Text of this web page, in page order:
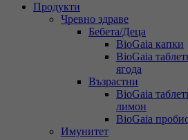
Продукти
Чревно здраве
Бебета/Деца
BioGaia капки
BioGaia
ягода
Възрастни
BioGaia
лимон
BioGaia
Имунитет